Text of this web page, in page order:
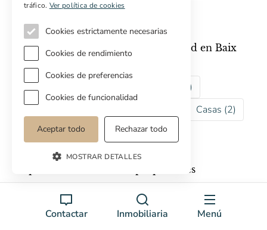
Contactar Inmobiliaria Menú
Pla de l´Estany (16)
Explorar los otros tipos de propiedad en Baix
Emporda
Casas de lujo (34)
Para rehabilitar (6)
Casas (2)
Casas rústicas (2)
Explorar colecciones de propiedades
Casas de Campo
Casas de Lujo
Castillos y Palacios
Hoteles Rurales
tráfico. Ver política de cookies
Cookies estrictamente necesarias
Cookies de rendimiento
Cookies de preferencias
Cookies de funcionalidad
Aceptar todo Rechazar todo
MOSTRAR DETALLES